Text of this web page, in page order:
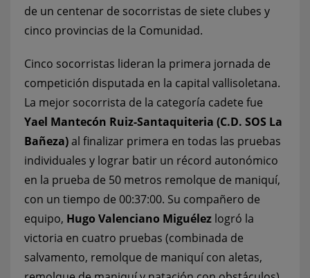
de un centenar de socorristas de siete clubes y
cinco provincias de la Comunidad.
Cinco socorristas lideran la primera jornada de
competición disputada en la capital vallisoletana.
La mejor socorrista de la categoría cadete fue
Yael Mantecón Ruiz-Santaquiteria (C.D. SOS La
Bañeza)al finalizar primera en todas las pruebas
individuales y lograr batir un récord autonómico
en la prueba de 50 metros remolque de maniquí,
con un tiempo de 00:37:00. Su compañero de
equipo, Hugo Valenciano Miguélez logró la
victoria en cuatro pruebas (combinada de
salvamento, remolque de maniquí con aletas,